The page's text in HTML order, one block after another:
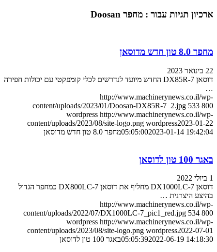
ארכיון תגיות עבור : מחפר Doosan
מחפר 8.0 טון חדש מדוסאן
22 בינואר 2023
דוסאן DX85R-7 החדש מיועד לנדרשים לכלי קומפקטי עם יכולות חפירה
…
http://www.machinerynews.co.il/wp-
content/uploads/2023/01/Doosan-DX85R-7_2.jpg 533 800
wordpress http://www.machinerynews.co.il/wp-
content/uploads/2023/08/site-logo.png wordpress2023-01-22
05:05:002023-01-14 19:42:04 מחפר 8.0 טון חדש מדוסאן
באגר 100 טון לדוסאן
1 ביולי 2022
דוסאן DX1000LC-7 מחליף את דוסאן DX800LC-7 כמחפר הגדול
בהיצע היצרנית …
http://www.machinerynews.co.il/wp-
content/uploads/2022/07/DX1000LC-7_pic1_red.jpg 534 800
wordpress http://www.machinerynews.co.il/wp-
content/uploads/2023/08/site-logo.png wordpress2022-07-01
05:05:392022-06-19 14:18:30 באגר 100 טון לדוסאן